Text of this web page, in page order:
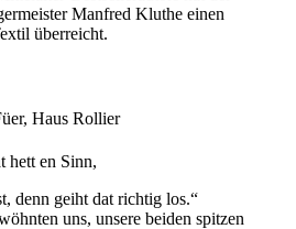
Manfred Kluthe einen
überreicht.
Haus Rollier
hett en Sinn,
denn geiht dat richtig los.“
uns, unsere beiden spitzen